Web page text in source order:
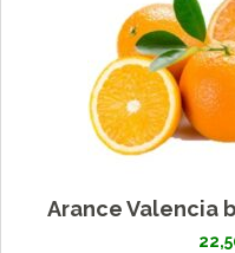
Arance Valencia